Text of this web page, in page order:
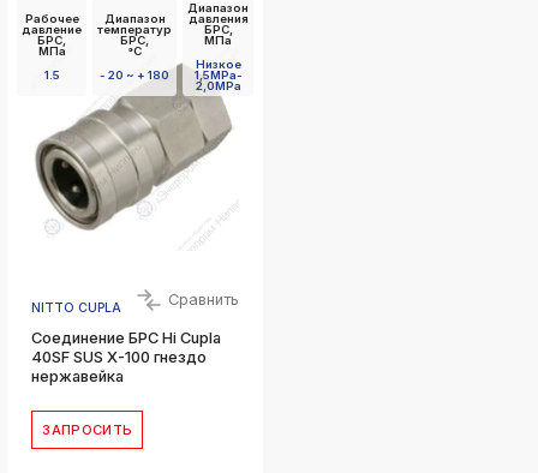
Рабочее
давление
БРС,
МПа
1.5
Диапазон
температур
БРС,
°C
- 20 ~ + 180
Диапазон
давления
БРС,
МПа
Низкое
1,5MPa-
2,0MPa
NITTO CUPLA Сравнить
Соединение БРС Hi Cupla
40SF SUS X-100 гнездо
нержавейка
ЗАПРОСИТЬ